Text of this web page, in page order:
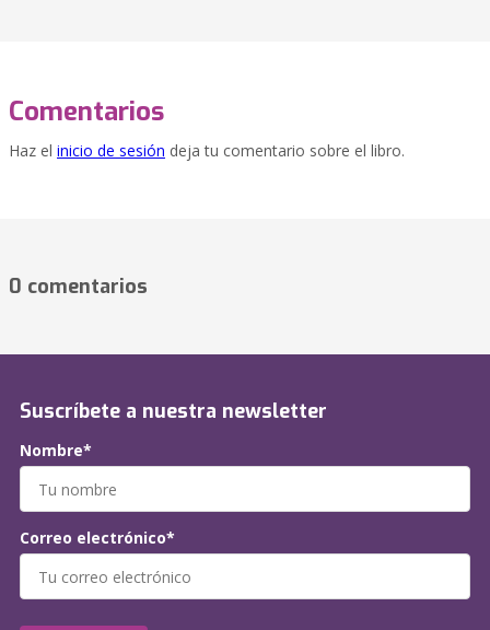
Comentarios
Haz el inicio de sesión deja tu comentario sobre el libro.
0 comentarios
Suscríbete a nuestra newsletter
Nombre*
Correo electrónico*